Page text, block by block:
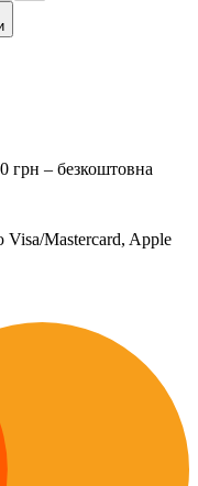
грн – безкоштовна
Mastercard, Apple